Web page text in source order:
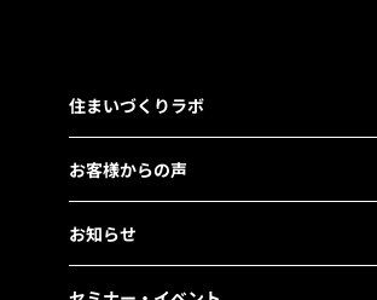
住まいづくりラボ
お客様からの声
お知らせ